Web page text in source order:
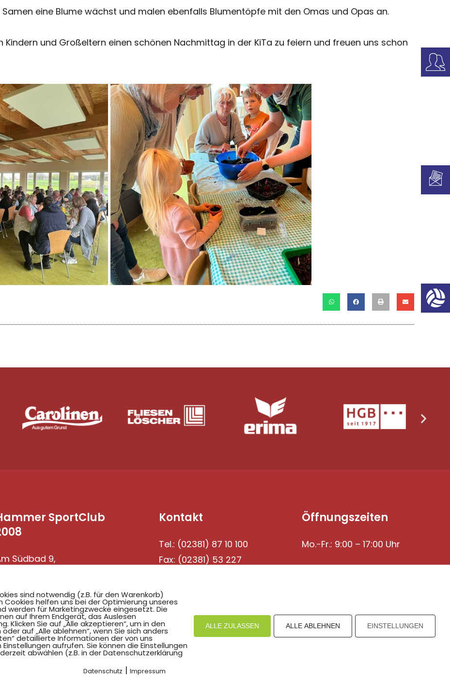
eine Blume wächst und malen ebenfalls Blumentöpfe mit den Omas und Opas an.
und Großeltern einen schönen Nachmittag in der KiTa zu feiern und freuen uns schon
SportClub
Südbad 9,
Kontakt
Tel.: (02381) 87 10 100
Fax: (02381) 53 227
Öffnungszeiten
Mo.-Fr.: 9:00 – 17:00 Uhr
Mit zum Verein by PASSGEBER
sind notwendig (z.B. für den Warenkorb)
helfen uns bei der Optimierung unseres
werden für Marketingzwecke eingesetzt. Die
auf Ihrem Endgerät, das Auslesen
Sie auf „Alle akzeptieren“, um in den
auf „Alle ablehnen“, wenn Sie sich anders
detaillierte Informationen der von uns
aufrufen. Sie können die Einstellungen
abwählen (z.B. in der Datenschutzerklärung
ALLE ZULASSEN ALLE ABLEHNEN EINSTELLUNGEN
Datenschutz | Impressum